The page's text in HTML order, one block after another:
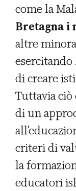
come la
Bretagna i
altre
di creare
Tuttavia ciò
di un
criteri di
la
educatori